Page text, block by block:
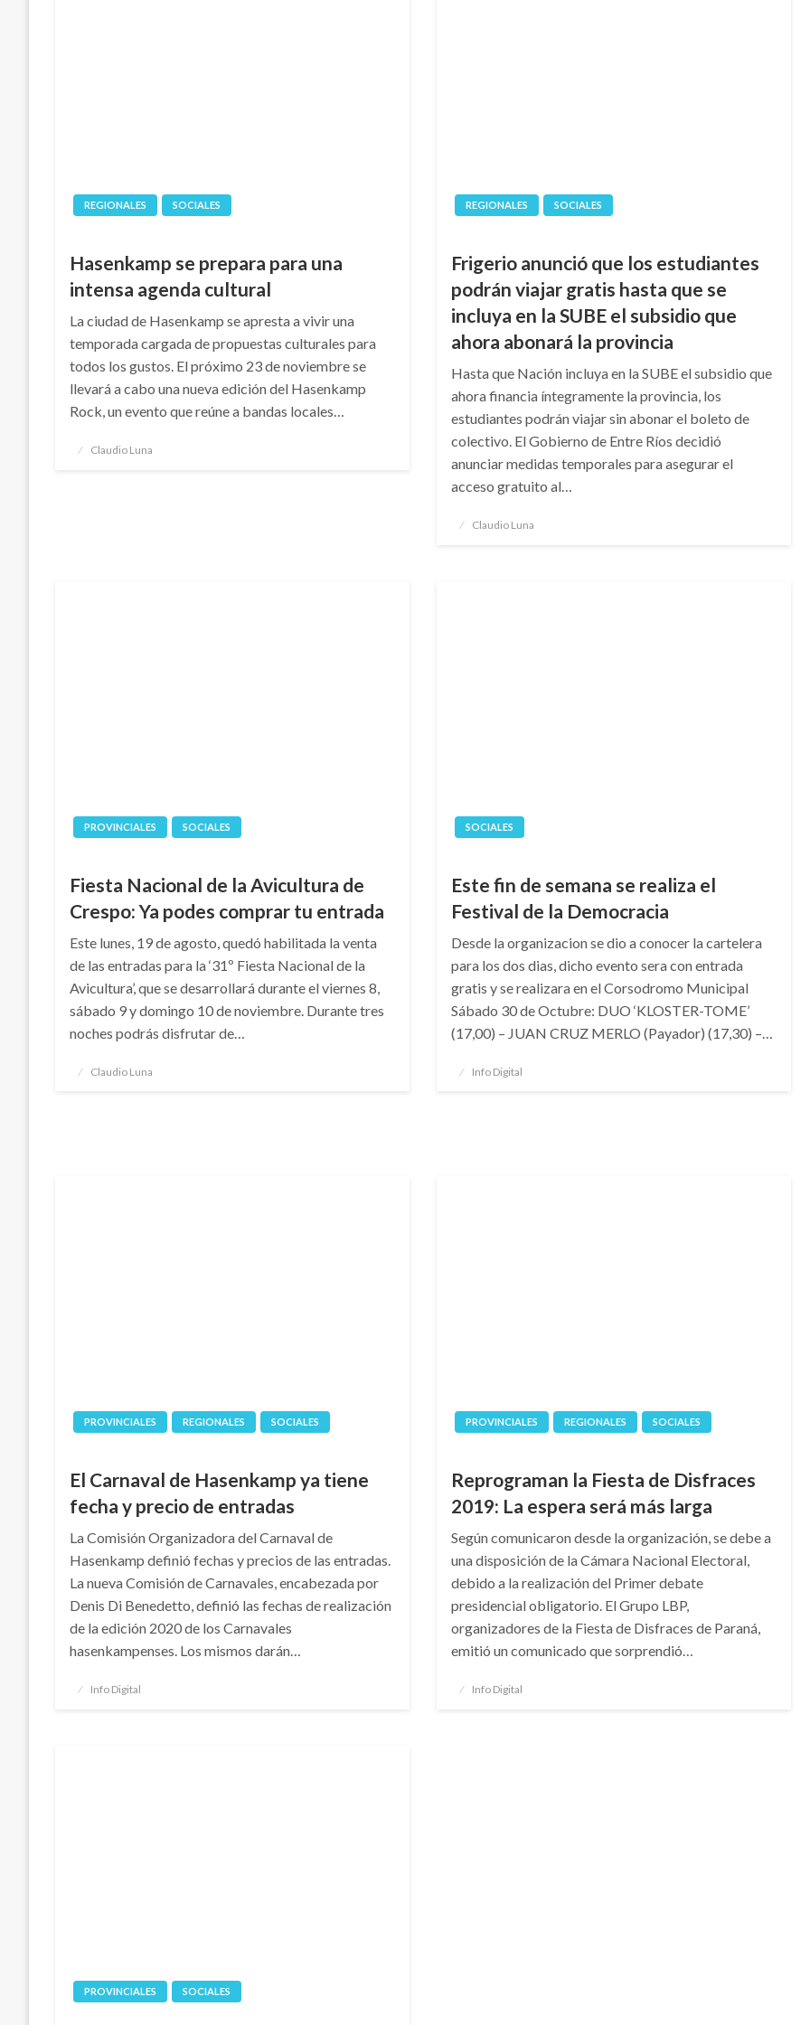
REGIONALES SOCIALES
Hasenkamp se prepara para una
intensa agenda cultural
La ciudad de Hasenkamp se apresta a vivir una
temporada cargada de propuestas culturales para
todos los gustos. El próximo 23 de noviembre se
llevará a cabo una nueva edición del Hasenkamp
Rock, un evento que reúne a bandas locales…
Publicado
Claudio Luna
REGIONALES SOCIALES
Frigerio anunció que los estudiantes
podrán viajar gratis hasta que se
incluya en la SUBE el subsidio que
ahora abonará la provincia
Hasta que Nación incluya en la SUBE el subsidio que
ahora financia íntegramente la provincia, los
estudiantes podrán viajar sin abonar el boleto de
colectivo. El Gobierno de Entre Ríos decidió
anunciar medidas temporales para asegurar el
acceso gratuito al…
Publicado
Claudio Luna
PROVINCIALES SOCIALES
Fiesta Nacional de la Avicultura de
Crespo: Ya podes comprar tu entrada
Este lunes, 19 de agosto, quedó habilitada la venta
de las entradas para la ‘31º Fiesta Nacional de la
Avicultura’, que se desarrollará durante el viernes 8,
sábado 9 y domingo 10 de noviembre. Durante tres
noches podrás disfrutar de…
Publicado
Claudio Luna
SOCIALES
Este fin de semana se realiza el
Festival de la Democracia
Desde la organizacion se dio a conocer la cartelera
para los dos dias, dicho evento sera con entrada
gratis y se realizara en el Corsodromo Municipal
Sábado 30 de Octubre: DUO ‘KLOSTER-TOME’
(17,00) – JUAN CRUZ MERLO (Payador) (17,30) –…
Publicado
Info Digital
PROVINCIALES REGIONALES SOCIALES
El Carnaval de Hasenkamp ya tiene
fecha y precio de entradas
La Comisión Organizadora del Carnaval de
Hasenkamp definió fechas y precios de las entradas.
La nueva Comisión de Carnavales, encabezada por
Denis Di Benedetto, definió las fechas de realización
de la edición 2020 de los Carnavales
hasenkampenses. Los mismos darán…
Publicado
Info Digital
PROVINCIALES REGIONALES SOCIALES
Reprograman la Fiesta de Disfraces
2019: La espera será más larga
Según comunicaron desde la organización, se debe a
una disposición de la Cámara Nacional Electoral,
debido a la realización del Primer debate
presidencial obligatorio. El Grupo LBP,
organizadores de la Fiesta de Disfraces de Paraná,
emitió un comunicado que sorprendió…
Publicado
Info Digital
PROVINCIALES SOCIALES